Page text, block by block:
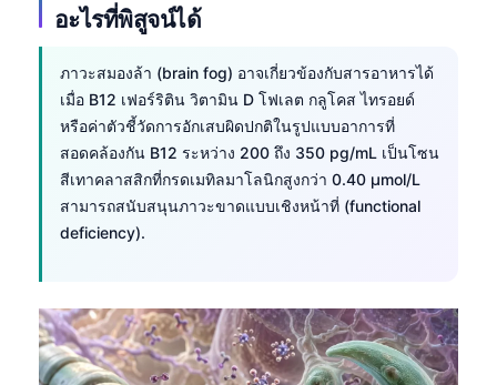
อะไรที่พิสูจน์ได้
ภาวะสมองล้า (brain fog) อาจเกี่ยวข้องกับสารอาหารได้
เมื่อ B12 เฟอร์ริติน วิตามิน D โฟเลต กลูโคส ไทรอยด์
หรือค่าตัวชี้วัดการอักเสบผิดปกติในรูปแบบอาการที่
สอดคล้องกัน B12 ระหว่าง 200 ถึง 350 pg/mL เป็นโซน
สีเทาคลาสสิกที่กรดเมทิลมาโลนิกสูงกว่า 0.40 µmol/L
สามารถสนับสนุนภาวะขาดแบบเชิงหน้าที่ (functional
deficiency).